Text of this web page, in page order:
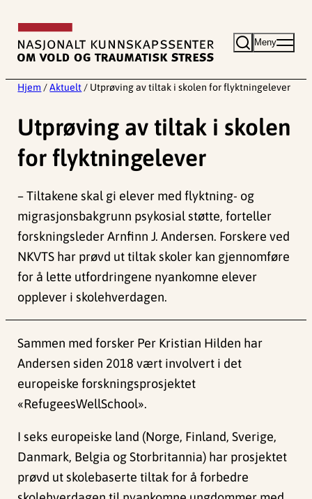
innhold
Meny
Hjem / Aktuelt / Utprøving av tiltak i skolen for flyktningelever
Utprøving av tiltak i skolen
for flyktningelever
– Tiltakene skal gi elever med flyktning- og
migrasjonsbakgrunn psykosial støtte, forteller
forskningsleder Arnfinn J. Andersen. Forskere ved
NKVTS har prøvd ut tiltak skoler kan gjennomføre
for å lette utfordringene nyankomne elever
opplever i skolehverdagen.
Sammen med forsker Per Kristian Hilden har
Andersen siden 2018 vært involvert i det
europeiske forskningsprosjektet
«RefugeesWellSchool».
I seks europeiske land (Norge, Finland, Sverige,
Danmark, Belgia og Storbritannia) har prosjektet
prøvd ut skolebaserte tiltak for å forbedre